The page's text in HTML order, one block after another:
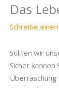
Das
Schreibe
Sollten wir
Sicher